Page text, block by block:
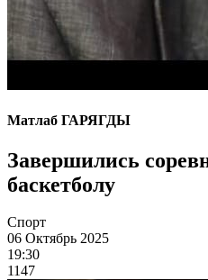
Матлаб ГАРЯГДЫ
Завершились
баскетболу
Спорт
06 Октябрь 2025
19:30
1147